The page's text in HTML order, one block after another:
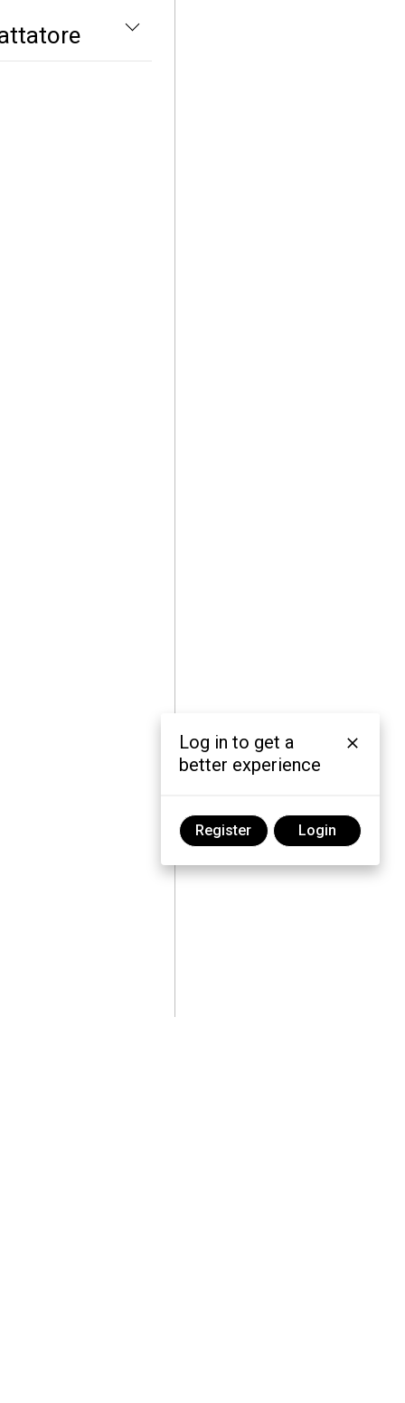
Log in to get a
better experience
Register Login